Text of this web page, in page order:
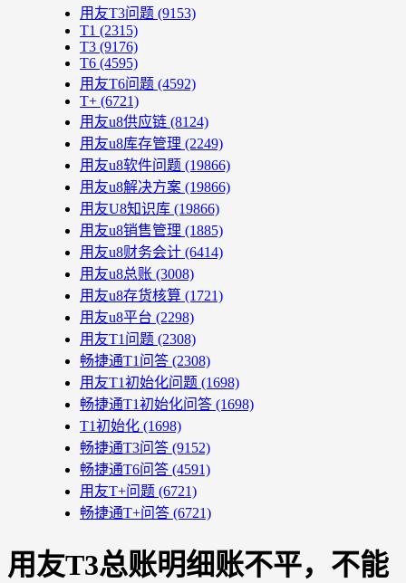
用友T3问题 (9153)
T1 (2315)
T3 (9176)
T6 (4595)
用友T6问题 (4592)
T+ (6721)
用友u8供应链 (8124)
用友u8库存管理 (2249)
用友u8软件问题 (19866)
用友u8解决方案 (19866)
用友U8知识库 (19866)
用友u8销售管理 (1885)
用友u8财务会计 (6414)
用友u8总账 (3008)
用友u8存货核算 (1721)
用友u8平台 (2298)
用友T1问题 (2308)
畅捷通T1问答 (2308)
用友T1初始化问题 (1698)
畅捷通T1初始化问答 (1698)
T1初始化 (1698)
畅捷通T3问答 (9152)
畅捷通T6问答 (4591)
用友T+问题 (6721)
畅捷通T+问答 (6721)
用友T3总账明细账不平，不能